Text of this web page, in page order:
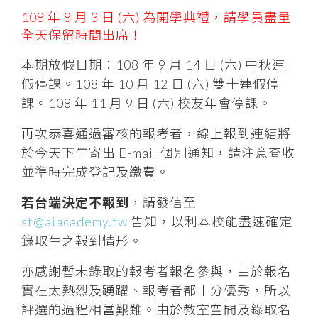
108 年 8 月 3 日 (六) 為開學典禮，請學員盡量
全天保留時間出席！
本期放假日期：108 年 9 月 14 日 (六) 中秋連
假停課。108 年 10 月 12 日 (六) 雙十連假停
課。108 年 11 月 9 日 (六) 校友年會停課。
再次恭喜通過審核的報考者，線上報到連結將
於今天下午寄出 E-mail 個別通知，請注意查收
並準時完成登記及繳費。
若台端決定不報到 ，請發信至
st@aiacademy.tw 告知，以利本校能盡速確定
錄取生之報到情形。
亦感謝暫未錄取的報考者報名參與，由於報名
實在太熱烈及踴躍、報考者都十分優秀，所以
評選的過程相當艱難。由於教室空間及錄取名